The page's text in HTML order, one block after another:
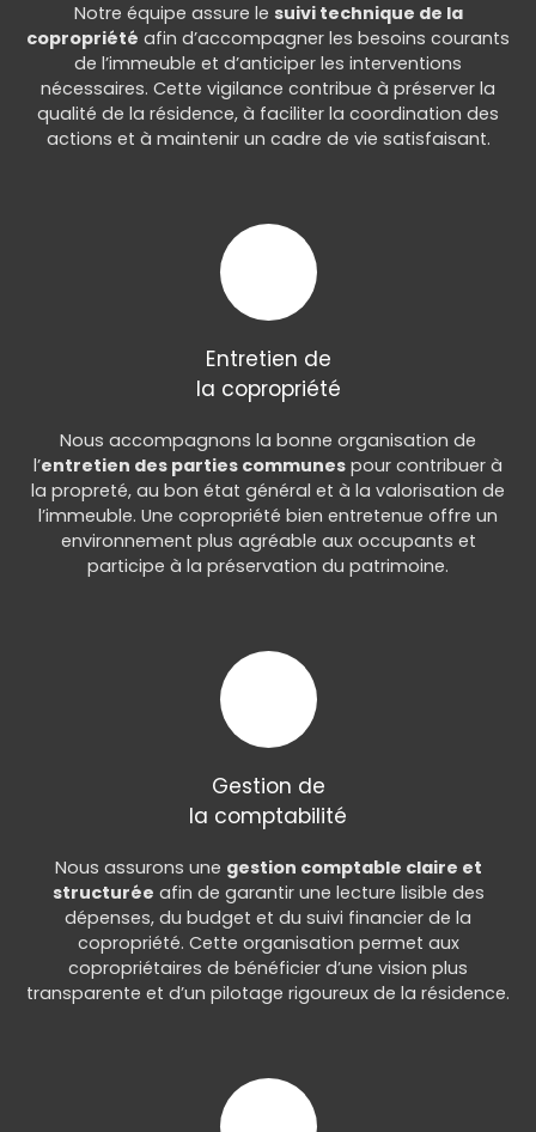
Notre équipe assure le suivi technique de la
copropriété afin d’accompagner les besoins courants
de l’immeuble et d’anticiper les interventions
nécessaires. Cette vigilance contribue à préserver la
qualité de la résidence, à faciliter la coordination des
actions et à maintenir un cadre de vie satisfaisant.
Entretien de
la copropriété
Nous accompagnons la bonne organisation de
l’entretien des parties communes pour contribuer à
la propreté, au bon état général et à la valorisation de
l’immeuble. Une copropriété bien entretenue offre un
environnement plus agréable aux occupants et
participe à la préservation du patrimoine.
Gestion de
la comptabilité
Nous assurons une gestion comptable claire et
structurée afin de garantir une lecture lisible des
dépenses, du budget et du suivi financier de la
copropriété. Cette organisation permet aux
copropriétaires de bénéficier d’une vision plus
transparente et d’un pilotage rigoureux de la résidence.